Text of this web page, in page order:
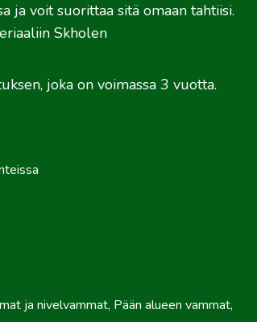
ja voit suorittaa sitä omaan tahtiisi.
Skholen
joka on voimassa 3 vuotta.
ja nivelvammat, Pään alueen vammat,